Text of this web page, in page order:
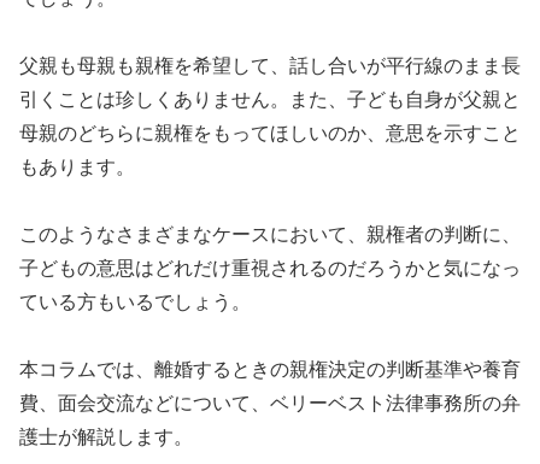
父親も母親も親権を希望して、話し合いが平行線のまま長
引くことは珍しくありません。また、子ども自身が父親と
母親のどちらに親権をもってほしいのか、意思を示すこと
もあります。
このようなさまざまなケースにおいて、親権者の判断に、
子どもの意思はどれだけ重視されるのだろうかと気になっ
ている方もいるでしょう。
本コラムでは、離婚するときの親権決定の判断基準や養育
費、面会交流などについて、ベリーベスト法律事務所の弁
護士が解説します。